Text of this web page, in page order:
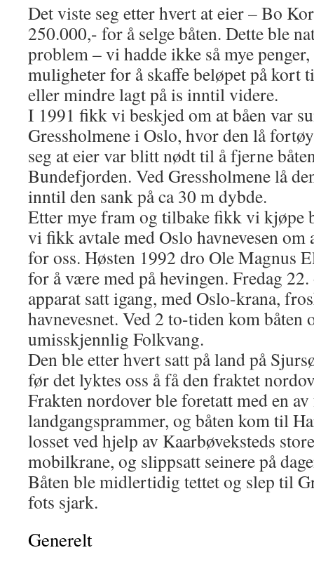
Det viste seg etter hvert at eier – Bo
250.000,- for å selge båten. Dette ble
problem – vi hadde ikke så mye
muligheter for å skaffe beløpet på kort
eller mindre lagt på is inntil videre.
I 1991 fikk vi beskjed om at båen var
Gressholmene i Oslo, hvor den lå
seg at eier var blitt nødt til å fjerne
Bundefjorden. Ved Gressholmene lå
inntil den sank på ca 30 m dybde.
Etter mye fram og tilbake fikk vi kjøpe
vi fikk avtale med Oslo havnevesen om
for oss. Høsten 1992 dro Ole Magnus
for å være med på hevingen. Fredag
apparat satt igang, med Oslo-krana,
havnevesnet. Ved 2 to-tiden kom båten
umisskjennlig Folkvang.
Den ble etter hvert satt på land på
før det lyktes oss å få den fraktet
Frakten nordover ble foretatt med en
landgangsprammer, og båten kom til
losset ved hjelp av Kaarbøveksteds
mobilkrane, og slippsatt seinere på
Båten ble midlertidig tettet og slep til
fots sjark.
Generelt